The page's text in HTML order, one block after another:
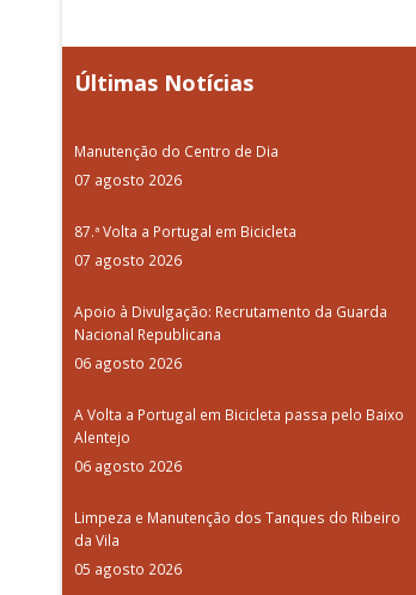
Últimas Notícias
Manutenção do Centro de Dia
07 agosto 2026
87.ª Volta a Portugal em Bicicleta
07 agosto 2026
Apoio à Divulgação: Recrutamento da Guarda
Nacional Republicana
06 agosto 2026
A Volta a Portugal em Bicicleta passa pelo Baixo
Alentejo
06 agosto 2026
Limpeza e Manutenção dos Tanques do Ribeiro
da Vila
05 agosto 2026